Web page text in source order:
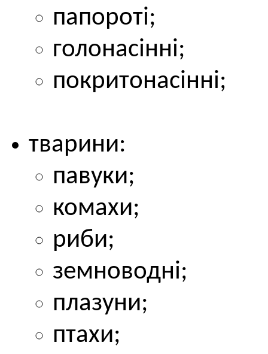
папороті;
голонасінні;
покритонасінні;
тварини:
павуки;
комахи;
риби;
земноводні;
плазуни;
птахи;